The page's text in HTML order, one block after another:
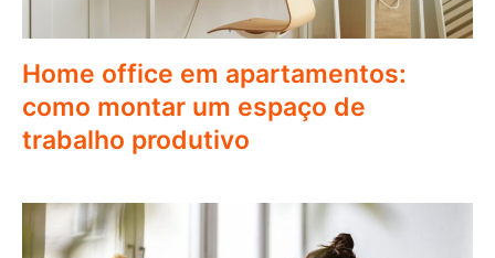
Home office em apartamentos:
como montar um espaço de
trabalho produtivo